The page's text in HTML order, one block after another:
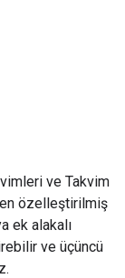
ve Takvim
özelleştirilmiş
ek alakalı
ve üçüncü